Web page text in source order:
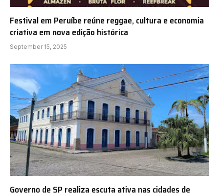
Festival em Peruíbe reúne reggae, cultura e economia
criativa em nova edição histórica
September 15, 2025
Governo de SP realiza escuta ativa nas cidades de